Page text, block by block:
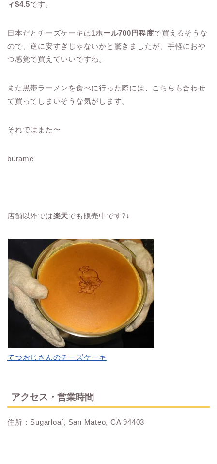
ィ$4.5です。
日本だとチーズケーキは1ホール700円程度で買えるそうな
ので、逆に安すぎじゃないかと驚きましたが、手軽におや
つ感覚で買えていいですね。
また黒帯ラーメンを食べに行った際には、こちらも合わせ
て買ってしまいそうな気がします。
それではまた〜
burame
店舗以外では楽天でも販売中です?↓
てつおじさんのチーズケーキ
アクセス・営業時間
住所：Sugarloaf, San Mateo, CA 94403